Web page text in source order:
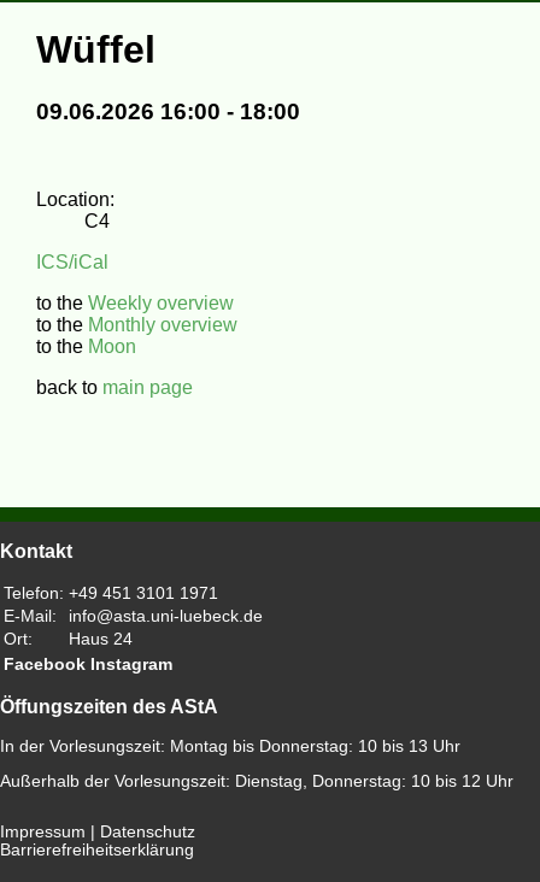
Wüffel
09.06.2026 16:00 - 18:00
Location:
C4
ICS/iCal
to the Weekly overview
to the Monthly overview
to the Moon
back to main page
Kontakt
Telefon: +49 451 3101 1971
E-Mail:
info@asta.uni-luebeck.de
Ort:
Haus 24
Facebook Instagram
Öffungszeiten des AStA
In der Vorlesungszeit: Montag bis Donnerstag: 10 bis 13 Uhr
Außerhalb der Vorlesungszeit: Dienstag, Donnerstag: 10 bis 12 Uhr
Impressum
Datenschutz
Barrierefreiheitserklärung